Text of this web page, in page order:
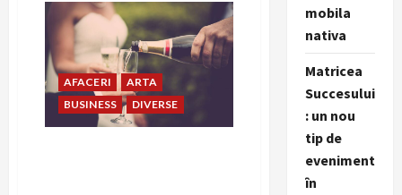
–
o
necesitate
în
mediul
de
afaceri
AFACERI
ARTA
BUSINESS
DIVERSE
mobila
nativa
Matricea
Succesului
: un nou
tip de
eveniment
în